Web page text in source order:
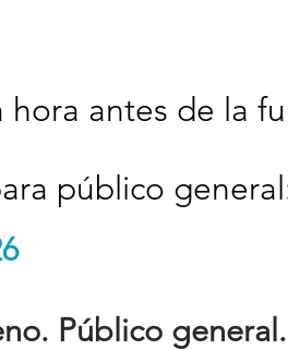
hora antes de la
público
Público general.